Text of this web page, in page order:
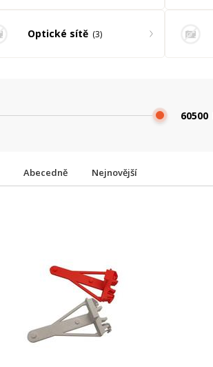
Optické sítě 3
Abecedně Nejnovější